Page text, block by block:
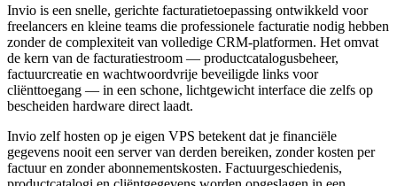
Invio is een snelle, gerichte facturatietoepassing ontwikkeld voor
freelancers en kleine teams die professionele facturatie nodig hebben
zonder de complexiteit van volledige CRM-platformen. Het omvat
de kern van de facturatiestroom — productcatalogusbeheer,
factuurcreatie en wachtwoordvrije beveiligde links voor
cliënttoegang — in een schone, lichtgewicht interface die zelfs op
bescheiden hardware direct laadt.
Invio zelf hosten op je eigen VPS betekent dat je financiële
gegevens nooit een server van derden bereiken, zonder kosten per
factuur en zonder abonnementskosten. Factuurgeschiedenis,